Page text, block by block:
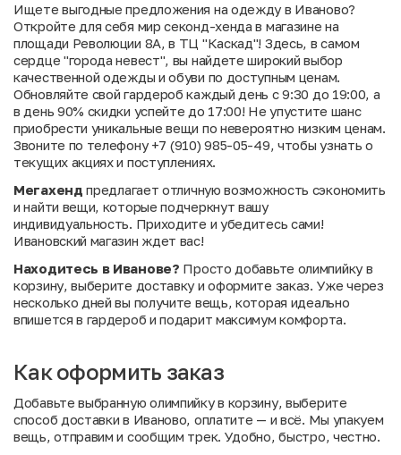
Ищете выгодные предложения на одежду в Иваново?
Откройте для себя мир секонд-хенда в магазине на
площади Революции 8А, в ТЦ "Каскад"! Здесь, в самом
сердце "города невест", вы найдете широкий выбор
качественной одежды и обуви по доступным ценам.
Обновляйте свой гардероб каждый день с 9:30 до 19:00, а
в день 90% скидки успейте до 17:00! Не упустите шанс
приобрести уникальные вещи по невероятно низким ценам.
Звоните по телефону +7 (910) 985-05-49, чтобы узнать о
текущих акциях и поступлениях.
Мегахенд предлагает отличную возможность сэкономить
и найти вещи, которые подчеркнут вашу
индивидуальность. Приходите и убедитесь сами!
Ивановский магазин ждет вас!
Находитесь в Иванове? Просто добавьте олимпийку в
корзину, выберите доставку и оформите заказ. Уже через
несколько дней вы получите вещь, которая идеально
впишется в гардероб и подарит максимум комфорта.
Как оформить заказ
Добавьте выбранную олимпийку в корзину, выберите
способ доставки в Иваново, оплатите — и всё. Мы упакуем
вещь, отправим и сообщим трек. Удобно, быстро, честно.